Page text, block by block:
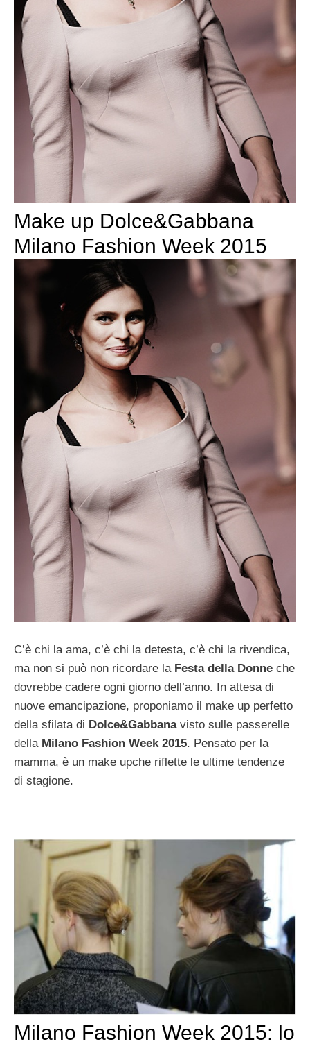
Make up Dolce&Gabbana
Milano Fashion Week 2015
C’è chi la ama, c’è chi la detesta, c’è chi la rivendica,
ma non si può non ricordare laFesta della Donne che
dovrebbe cadere ogni giorno dell’anno. In attesa di
nuove emancipazione, proponiamo il make up perfetto
della sfilata di Dolce&Gabbanavisto sulle passerelle
della Milano Fashion Week 2015. Pensato per la
mamma, è un make upche riflette le ultime tendenze
di stagione.
Milano Fashion Week 2015: lo